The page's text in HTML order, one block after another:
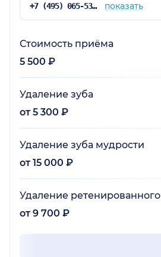
+7 (495) 065-53-94 показать
Стоимость приёма
5 500 ₽
Удаление зуба
от 5 300 ₽
Удаление зуба мудрости
от 15 000 ₽
Удаление
от 9 700 ₽